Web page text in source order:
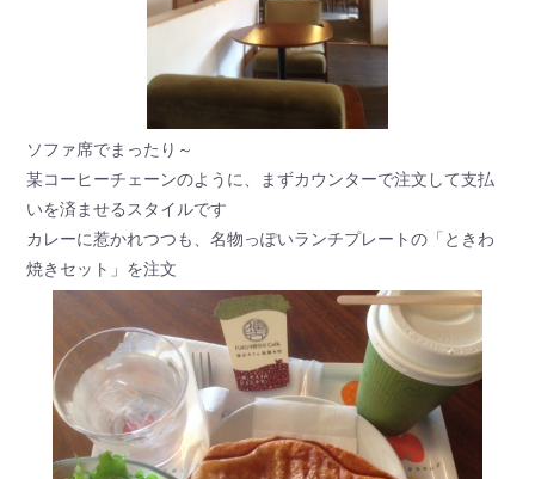
ソファ席でまったり～
某コーヒーチェーンのように、まずカウンターで注文して支払
いを済ませるスタイルです
カレーに惹かれつつも、名物っぽいランチプレートの「ときわ
焼きセット」を注文